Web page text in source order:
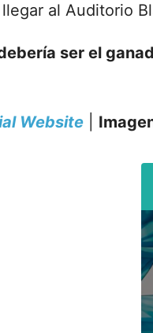
al Auditorio
ser el
Website